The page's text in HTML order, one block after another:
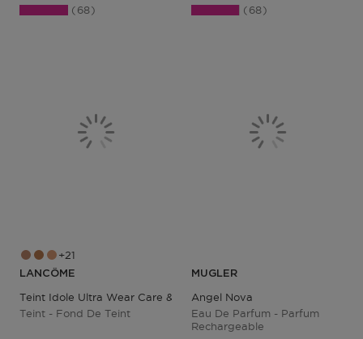
68 68
21
LANCÔME
Teint Idole Ultra Wear Care & Glow
Teint - Fond De Teint
MUGLER
Angel Nova
Eau De Parfum - Parfum
Rechargeable